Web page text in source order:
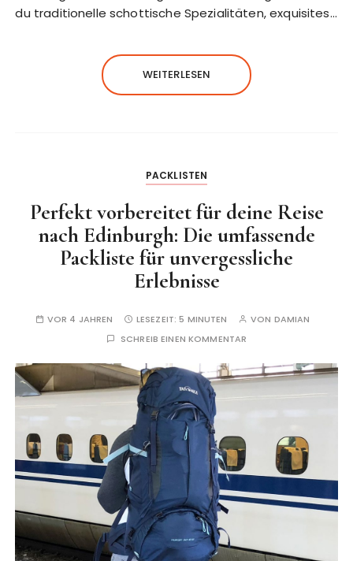
du traditionelle schottische Spezialitäten, exquisites…
WEITERLESEN
PACKLISTEN
Perfekt vorbereitet für deine Reise
nach Edinburgh: Die umfassende
Packliste für unvergessliche
Erlebnisse
VOR 4 JAHREN LESEZEIT:5 MINUTEN VON DAMIAN
SCHREIB EINEN KOMMENTAR